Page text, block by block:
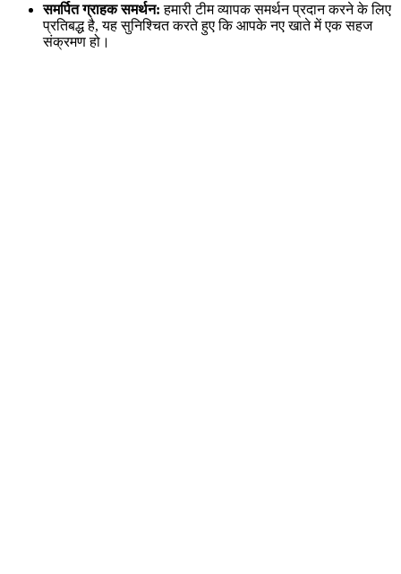
समर्पित ग्राहक समर्थन: हमारी टीम व्यापक समर्थन प्रदान करने के लिए
प्रतिबद्ध है, यह सुनिश्चित करते हुए कि आपके नए खाते में एक सहज
संक्रमण हो।